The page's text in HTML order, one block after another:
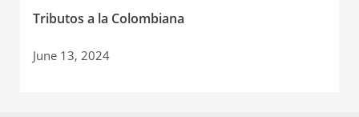
Tributos a la Colombiana
June 13, 2024